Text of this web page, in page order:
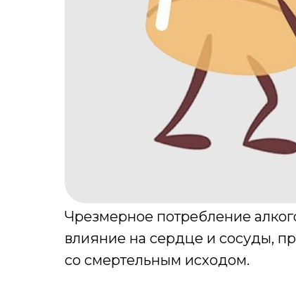
Чрезмерное потребление
влияние на сердце и сосуды,
со смертельным исходом.